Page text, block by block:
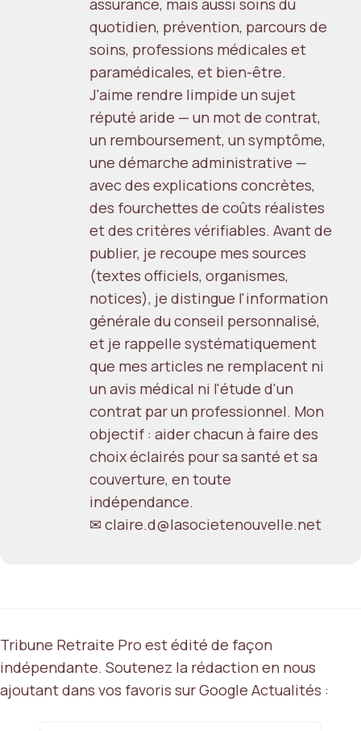
assurance, mais aussi soins du
quotidien, prévention, parcours de
soins, professions médicales et
paramédicales, et bien-être.
J'aime rendre limpide un sujet
réputé aride — un mot de contrat,
un remboursement, un symptôme,
une démarche administrative —
avec des explications concrètes,
des fourchettes de coûts réalistes
et des critères vérifiables. Avant de
publier, je recoupe mes sources
(textes officiels, organismes,
notices), je distingue l'information
générale du conseil personnalisé,
et je rappelle systématiquement
que mes articles ne remplacent ni
un avis médical ni l'étude d'un
contrat par un professionnel. Mon
objectif : aider chacun à faire des
choix éclairés pour sa santé et sa
couverture, en toute
indépendance.
✉ claire.d@lasocietenouvelle.net
Tribune Retraite Pro est édité de façon
indépendante. Soutenez la rédaction en nous
ajoutant dans vos favoris sur Google Actualités :